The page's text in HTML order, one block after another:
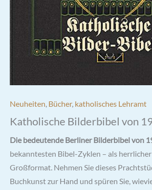
Neuheiten, Bücher, katholisches Lehramt
Katholische Bilderbibel von
Die bedeutende Berliner Bilderbibel von
bekanntesten Bibel-Zyklen – als
Großformat. Nehmen Sie dieses
Buchkunst zur Hand und spüren Sie,